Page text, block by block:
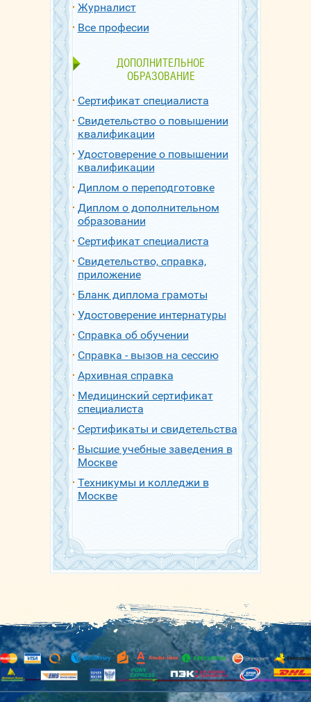
Журналист
Все професии
ДОПОЛНИТЕЛЬНОЕ
ОБРАЗОВАНИЕ
Сертификат специалиста
Свидетельство о повышении
квалификации
Удостоверение о повышении
квалификации
Диплом о переподготовке
Диплом о дополнительном
образовании
Сертификат специалиста
Свидетельство, справка,
приложение
Бланк диплома грамоты
Удостоверение интернатуры
Справка об обучении
Справка - вызов на сессию
Архивная справка
Медицинский сертификат
специалиста
Сертификаты и свидетельства
Высшие учебные заведения в
Москве
Техникумы и колледжи в
Москве